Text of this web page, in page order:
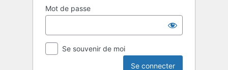
Mot de passe
Se souvenir de moi